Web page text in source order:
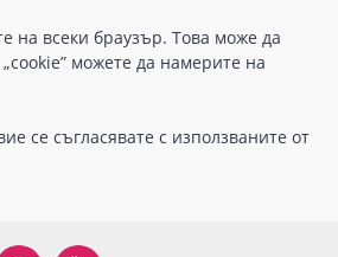
на всеки браузър. Това може да
можете да намерите на
се съгласявате с използваните от